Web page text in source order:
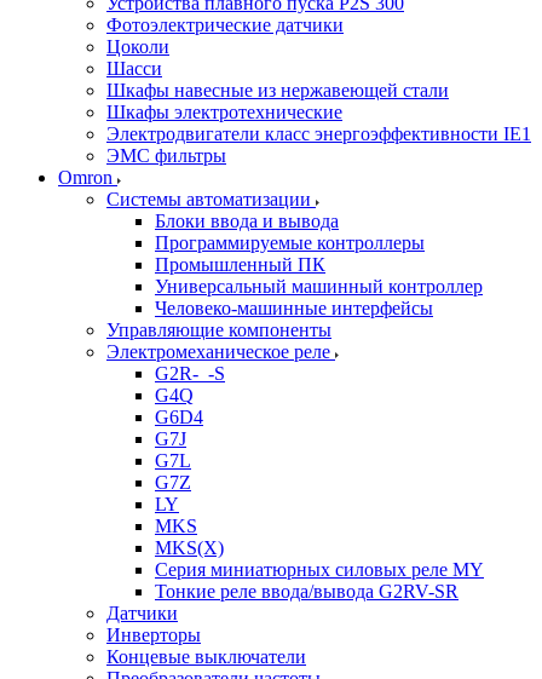
Фотоэлектрические датчики
Цоколи
Шасси
Шкафы навесные из нержавеющей стали
Шкафы электротехнические
Электродвигатели класс энергоэффективности IE1
ЭМС фильтры
Omron
Системы автоматизации
Блоки ввода и вывода
Программируемые контроллеры
Промышленный ПК
Универсальный машинный контроллер
Человеко-машинные интерфейсы
Управляющие компоненты
Электромеханическое реле
G2R-_-S
G4Q
G6D4
G7J
G7L
G7Z
LY
MKS
MKS(X)
Серия миниатюрных силовых реле MY
Тонкие реле ввода/вывода G2RV-SR
Датчики
Инверторы
Концевые выключатели